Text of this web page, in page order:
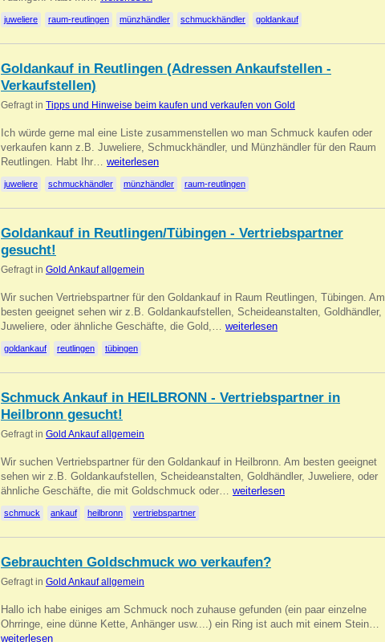
juweliere raum-reutlingen münzhändler schmuckhändler goldankauf
Goldankauf in Reutlingen (Adressen Ankaufstellen -
Verkaufstellen)
Gefragt in Tipps und Hinweise beim kaufen und verkaufen von Gold
Ich würde gerne mal eine Liste zusammenstellen wo man Schmuck kaufen oder
verkaufen kann z.B. Juweliere, Schmuckhändler, und Münzhändler für den Raum
Reutlingen. Habt Ihr… weiterlesen
juweliere schmuckhändler münzhändler raum-reutlingen
Goldankauf in Reutlingen/Tübingen - Vertriebspartner
gesucht!
Gefragt in Gold Ankauf allgemein
Wir suchen Vertriebspartner für den Goldankauf in Raum Reutlingen, Tübingen. Am
besten geeignet sehen wir z.B. Goldankaufstellen, Scheideanstalten, Goldhändler,
Juweliere, oder ähnliche Geschäfte, die Gold,… weiterlesen
goldankauf reutlingen tübingen
Schmuck Ankauf in HEILBRONN - Vertriebspartner in
Heilbronn gesucht!
Gefragt in Gold Ankauf allgemein
Wir suchen Vertriebspartner für den Goldankauf in Heilbronn. Am besten geeignet
sehen wir z.B. Goldankaufstellen, Scheideanstalten, Goldhändler, Juweliere, oder
ähnliche Geschäfte, die mit Goldschmuck oder… weiterlesen
schmuck ankauf heilbronn vertriebspartner
Gebrauchten Goldschmuck wo verkaufen?
Gefragt in Gold Ankauf allgemein
Hallo ich habe einiges am Schmuck noch zuhause gefunden (ein paar einzelne
Ohrringe, eine dünne Kette, Anhänger usw....) ein Ring ist auch mit einem Stein…
weiterlesen